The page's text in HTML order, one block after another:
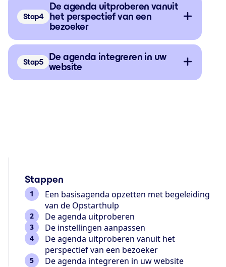
Stap
De agenda uitproberen vanuit
het perspectief van een
bezoeker
Stap
De agenda integreren in uw
website
Stappen
Een basisagenda opzetten met begeleiding
van de Opstarthulp
De agenda uitproberen
De instellingen aanpassen
De agenda uitproberen vanuit het
perspectief van een bezoeker
De agenda integreren in uw website